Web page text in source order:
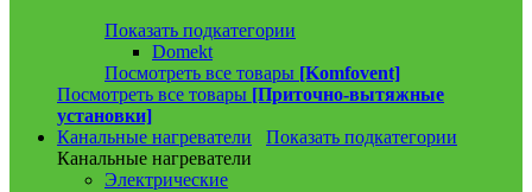
Показать подкатегории
Domekt
Посмотреть все товары [Komfovent]
Посмотреть все товары [Приточно-вытяжные
установки]
Канальные нагреватели
Показать подкатегории
Канальные нагреватели
Электрические